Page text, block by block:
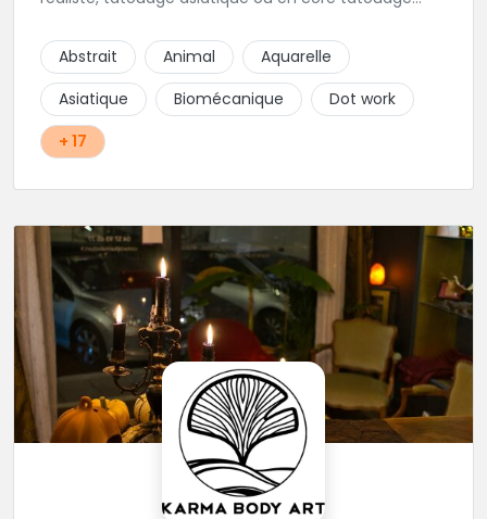
construire un projet qui vous ressemble.
Abstrait Animal
Aquarelle
Asiatique
Biomécanique
Dot work
+ 17